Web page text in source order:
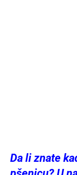
Da li znate